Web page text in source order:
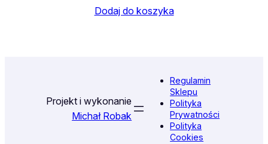
Dodaj do koszyka
Projekt i wykonanie
Michał Robak
Regulamin
Sklepu
Polityka
Prywatności
Polityka
Cookies